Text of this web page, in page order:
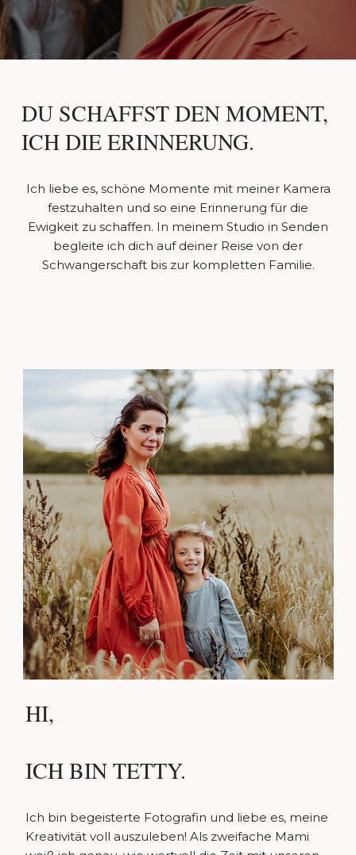
DU SCHAFFST DEN MOMENT,
ICH DIE ERINNERUNG.
Ich liebe es, schöne Momente mit meiner Kamera
festzuhalten und so eine Erinnerung für die
Ewigkeit zu schaffen. In meinem Studio in Senden
begleite ich dich auf deiner Reise von der
Schwangerschaft bis zur kompletten Familie.
HI,
ICH BIN TETTY.
Ich bin begeisterte Fotografin und liebe es, meine
Kreativität voll auszuleben! Als zweifache Mami